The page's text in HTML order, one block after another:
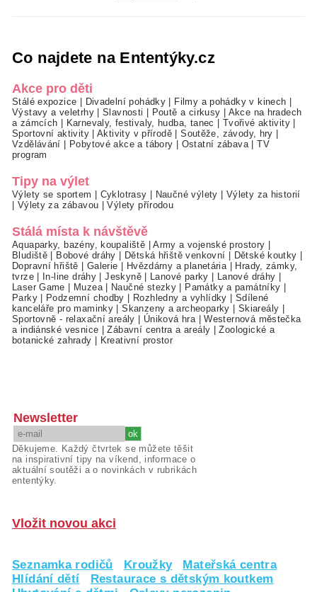
Co najdete na Ententýky.cz
Akce pro děti
Stálé expozice | Divadelní pohádky | Filmy a pohádky v kinech |
Výstavy a veletrhy|Slavnosti | Poutě a cirkusy | Akce na hradech
a zámcích | Karnevaly, festivaly, hudba, tanec | Tvořivé aktivity |
Sportovní aktivity|Aktivity v přírodě |Soutěže, závody, hry |
Vzdělávání | Pobytové akce a tábory | Ostatní zábava |TV
program
Tipy na výlet
Výlety se sportem | Cyklotrasy | Naučné výlety | Výlety za historií
| Výlety za zábavou |Výlety přírodou
Stálá místa k návštěvě
Aquaparky, bazény, koupaliště |Army a vojenské prostory |
Bludiště | Bobové dráhy | Dětská hřiště venkovní | Dětské koutky |
Dopravní hřiště | Galerie | Hvězdárny a planetária | Hrady, zámky,
tvrze| In-line dráhy |Jeskyně| Lanové parky | Lanové dráhy |
Laser Game | Muzea| Naučné stezky | Památky a památníky |
Parky| Podzemní chodby | Rozhledny a vyhlídky | Sdílené
kanceláře pro maminky |Skanzeny a archeoparky | Skiareály |
Sportovně - relaxační areály | Úniková hra |Westernová městečka
a indiánské vesnice |Zábavní centra a areály |Zoologické a
botanické zahrady | Kreativní prostor
Newsletter
Děkujeme. Každý čtvrtek se můžete těšit
na inspirativní tipy na víkend, informace o
aktuální soutěži a o novinkách v rubrikách
ententýky.
Vložit novou akci
Seznamka rodičů Kroužky
Mateřská centra
Hlídání dětí
Restaurace s dětským koutkem